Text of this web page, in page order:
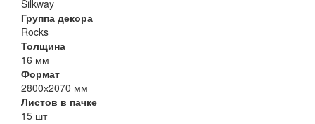
Silkway
Группа декора
Rocks
Толщина
16 мм
Формат
2800х2070 мм
Листов в пачке
15 шт